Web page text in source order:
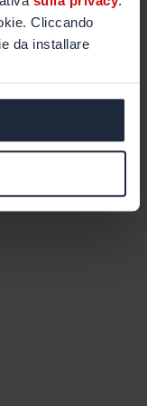
Cliccando
da installare